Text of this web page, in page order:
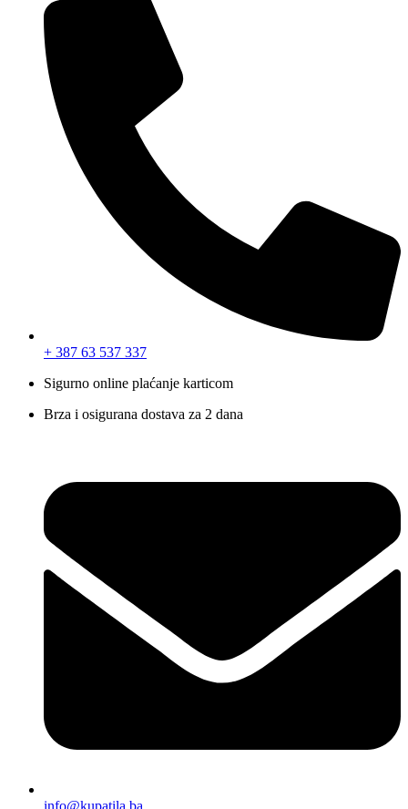
+ 387 63 537 337
Sigurno online plaćanje karticom
Brza i osigurana dostava za 2 dana
info@kupatila.ba